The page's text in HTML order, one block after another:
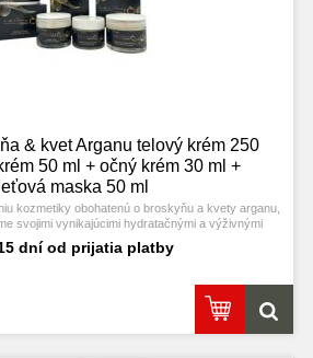
& kvet Arganu telový krém 250
50 ml + očný krém 30 ml +
maska 50 ml
kozmetiky obohatenú o broskyňu a kvety arganu,
svojimi vynikajúcimi hydratačnými a výživnými
je navrhnutý tak, aby vašej pleti poskytol luxusnú
bohatými na prírodné aktívne zložky.
dní od prijatia platby